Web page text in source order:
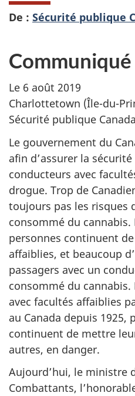
De : Sécurité publique
Le 6 août 2019
Charlottetown (Île-du-
Sécurité publique Canada
Le gouvernement du
afin d’assurer la
conducteurs avec
drogue. Trop de
toujours pas les risques
consommé du cannabis.
personnes continuent
affaiblies, et beaucoup
passagers avec un
consommé du
avec facultés affaiblies
au Canada depuis 1925,
continuent de mettre
autres, en danger.
Aujourd’hui, le ministre
Combattants,